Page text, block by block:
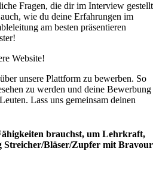
Fragen, die dir im Interview gestellt
wie du deine Erfahrungen im
am besten präsentieren
Website!
unsere Plattform zu bewerben. So
zu werden und deine Bewerbung
Lass uns gemeinsam deinen
brauchst, um Lehrkraft,
Streicher/Bläser/Zupfer mit Bravour